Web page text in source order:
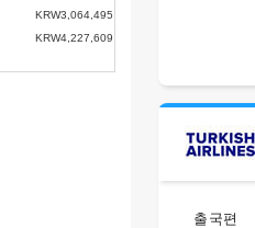
KRW3,064,495
KRW4,227,609
출국편